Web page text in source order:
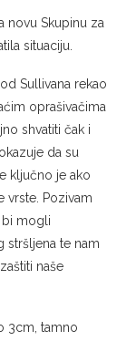
novu Skupinu za
situaciju.
Sullivana rekao
oprašivačima
shvatiti čak i
da su
ključno je ako
vrste. Pozivam
bi mogli
stršljena te nam
naše
3cm, tamno